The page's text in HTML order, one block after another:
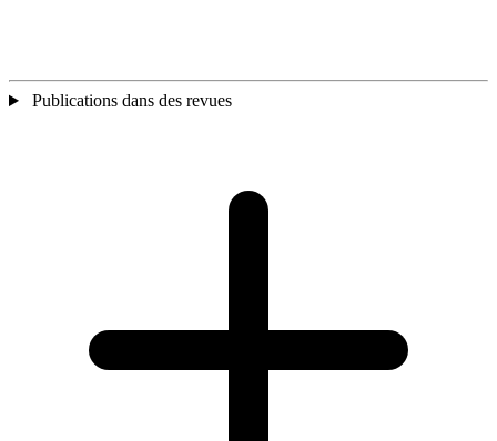
Publications dans des revues